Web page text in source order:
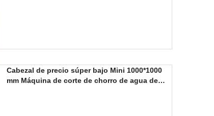
Cabezal de precio súper bajo Mini 1000*1000
mm Máquina de corte de chorro de agua de